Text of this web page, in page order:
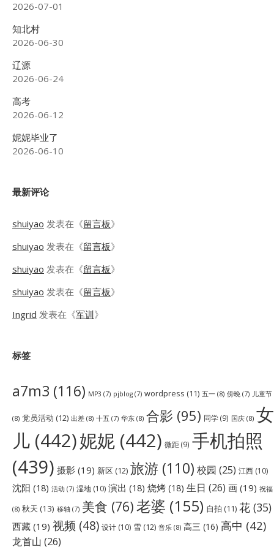
2026-07-01
知北村
2026-06-30
辽源
2026-06-24
高考
2026-06-12
妮妮毕业了
2026-06-10
最新评论
shuiyao 发表在《留言板》
shuiyao 发表在《留言板》
shuiyao 发表在《留言板》
shuiyao 发表在《留言板》
Ingrid 发表在《军训》
标签
a7m3 (116) MP3 (7) pjblog (7) wordpress (11) 五一 (8) 傍晚 (7) 儿童节
(8) 党员活动 (12) 出差 (8) 十五 (7) 华东 (8) 合影 (95) 同学(9) 国庆 (8) 女
儿 (442)妮妮 (442) 微距(9) 手机拍照
(439) 摄影 (19) 新区 (12) 旅游 (110) 校园 (25) 江西 (10)
沈阳 (18) 活动 (7) 湿地 (10) 演出 (18) 烧烤 (18) 生日 (26) 画 (19) 祝福
(8) 秋天 (13) 移轴 (7) 美食 (76)老婆 (155) 自拍 (11) 花 (35)
西藏 (19) 视频 (48) 设计 (10) 雪 (12) 音乐 (8) 高三 (16) 高中 (42)
龙首山 (26)